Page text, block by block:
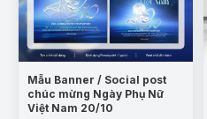
Mẫu Banner / Social post
chúc mừng Ngày Phụ Nữ
Việt Nam 20/10